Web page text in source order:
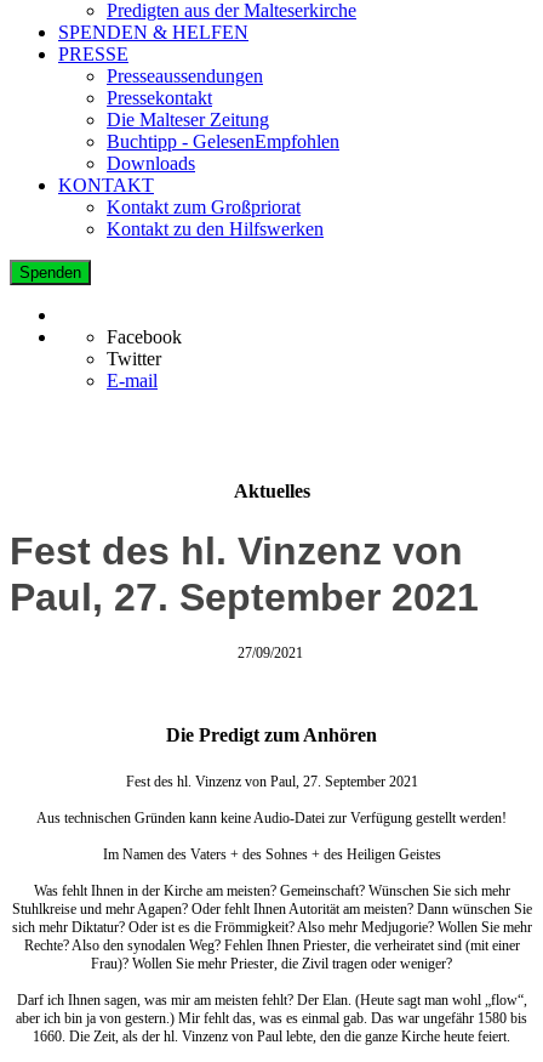
Predigten aus der Malteserkirche
SPENDEN & HELFEN
PRESSE
Presseaussendungen
Pressekontakt
Die Malteser Zeitung
Buchtipp - GelesenEmpfohlen
Downloads
KONTAKT
Kontakt zum Großpriorat
Kontakt zu den Hilfswerken
Spenden
Facebook
Twitter
E-mail
Aktuelles
Fest des hl. Vinzenz von
Paul, 27. September 2021
27/09/2021
Die Predigt zum Anhören
Fest des hl. Vinzenz von Paul, 27. September 2021
Aus technischen Gründen kann keine Audio-Datei zur Verfügung gestellt werden!
Im Namen des Vaters + des Sohnes + des Heiligen Geistes
Was fehlt Ihnen in der Kirche am meisten? Gemeinschaft? Wünschen Sie sich mehr
Stuhlkreise und mehr Agapen? Oder fehlt Ihnen Autorität am meisten? Dann wünschen Sie
sich mehr Diktatur? Oder ist es die Frömmigkeit? Also mehr Medjugorie? Wollen Sie mehr
Rechte? Also den synodalen Weg? Fehlen Ihnen Priester, die verheiratet sind (mit einer
Frau)? Wollen Sie mehr Priester, die Zivil tragen oder weniger?
Darf ich Ihnen sagen, was mir am meisten fehlt? Der Elan. (Heute sagt man wohl „flow“,
aber ich bin ja von gestern.) Mir fehlt das, was es einmal gab. Das war ungefähr 1580 bis
1660. Die Zeit, als der hl. Vinzenz von Paul lebte, den die ganze Kirche heute feiert.